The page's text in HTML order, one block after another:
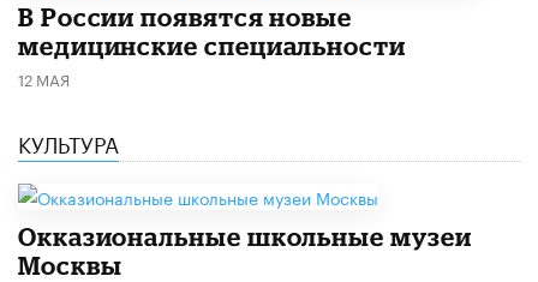
В России появятся новые
медицинские специальности
12 МАЯ
КУЛЬТУРА
​Окказиональные школьные музеи
Москвы